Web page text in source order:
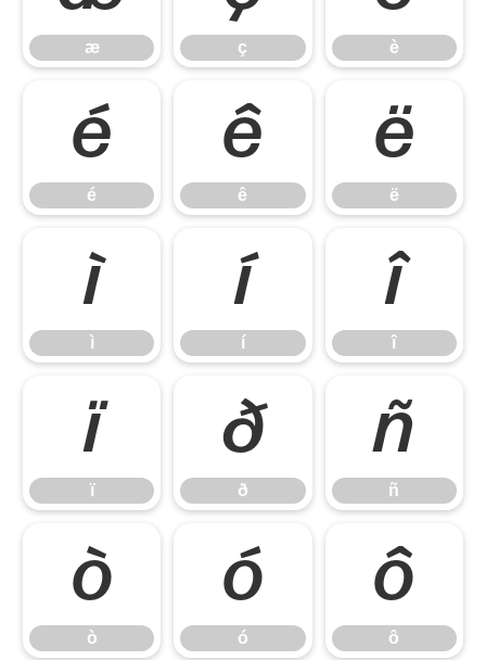
æ ç è
é
é
ê
ê
ë
ë
ì
ì
í
í
î
î
ï
ï
ð
ð
ñ
ñ
ò
ò
ó
ó
ô
ô